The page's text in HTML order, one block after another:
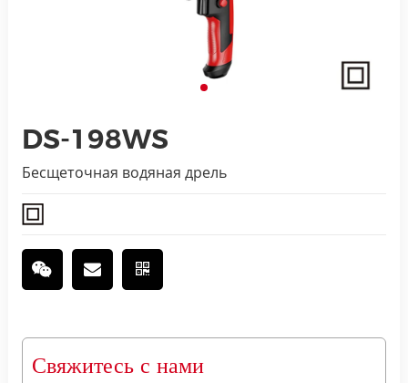
DS-198WS
Бесщеточная водяная дрель
Свяжитесь с нами